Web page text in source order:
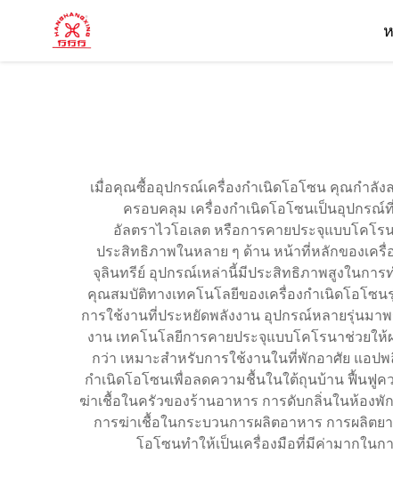
เมื่อคุณซื้ออุปกรณ์เครื่องกำเนิดโอโซน คุณกำลัง
ครอบคลุม เครื่องกำเนิดโอโซนเป็นอุปกรณ์
อัลตราไวโอเลต หรือการคายประจุแบบโคโ
ประสิทธิภาพในหลาย ๆ ด้าน หน้าที่หลักของเครื่
จุลินทรีย์ อุปกรณ์เหล่านี้มีประสิทธิภาพสูงในการ
คุณสมบัติทางเทคโนโลยีของเครื่องกำเนิดโอโซ
การใช้งานที่ประหยัดพลังงาน อุปกรณ์หลายรุ่นมา
งาน เทคโนโลยีการคายประจุแบบโคโรนาช่วยใ
กว่า เหมาะสำหรับการใช้งานในที่พักอาศัย แอป
กำเนิดโอโซนเพื่อลดความชื้นในใต้ถุนบ้าน ฟื้นฟูค
ฆ่าเชื้อในครัวของร้านอาหาร การดับกลิ่นในห้อง
การฆ่าเชื้อในกระบวนการผลิตอาหาร การผลิต
โอโซนทำให้เป็นเครื่องมือที่มีค่ามากใน